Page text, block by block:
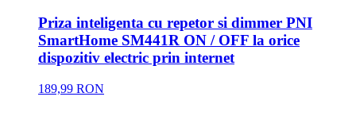
Priza inteligenta cu repetor si dimmer PNI
SmartHome SM441R ON / OFF la orice
dispozitiv electric prin internet
189,99 RON